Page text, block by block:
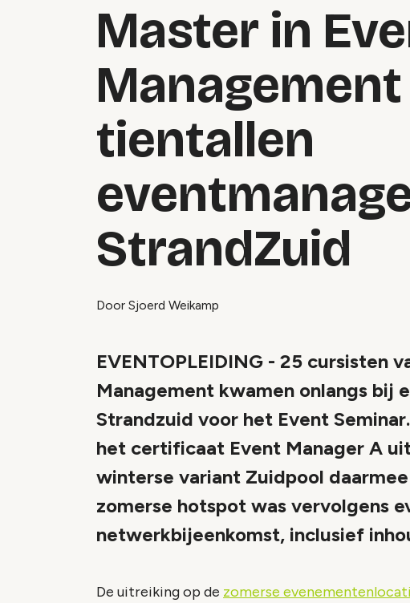
Master in
tientallen
StrandZuid
Door Sjoerd Weikamp
EVENTOPLEIDING - 25 cursisten
Management kwamen onlangs bij
Strandzuid voor het Event
het certificaat Event Manager A
winterse variant Zuidpool
zomerse hotspot was vervolgens
netwerkbijeenkomst, inclusief
De uitreiking op de zomerse